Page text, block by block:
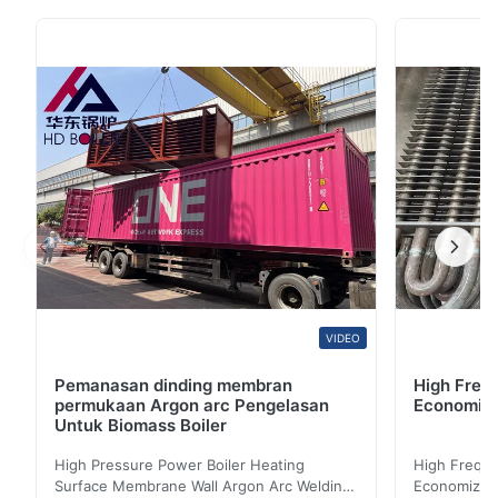
tipe baru, yang terdiri dari tabung sirip spiral untuk
mengatasi abrasi serius dan ...
VIDEO
Pemanasan dinding membran
permukaan Argon arc Pengelasan
Untuk Biomass Boiler
High Pressure Power Boiler Heating
Surface Membrane Wall Argon Arc Welding
High
High